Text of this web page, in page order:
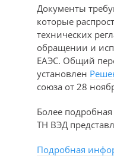
Документы
которые
технических
обращении и
ЕАЭС. Общий
установлен
союза от 28
Более
ТН ВЭД
Подробная